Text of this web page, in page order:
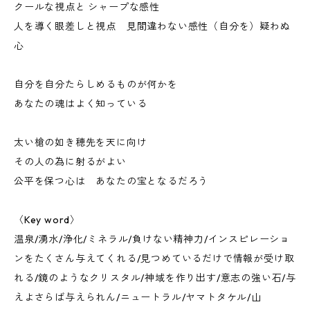
クールな視点と シャープな感性
人を導く眼差しと視点 見間違わない感性（自分を）疑わぬ
心
自分を自分たらしめるものが何かを
あなたの魂はよく知っている
太い槍の如き穂先を天に向け
その人の為に射るがよい
公平を保つ心は あなたの宝となるだろう
〈Key word〉
温泉/湧水/浄化/ミネラル/負けない精神力/インスピレーショ
ンをたくさん与えてくれる/見つめているだけで情報が受け取
れる/鏡のようなクリスタル/神域を作り出す/意志の強い石/与
えよさらば与えられん/ニュートラル/ヤマトタケル/山